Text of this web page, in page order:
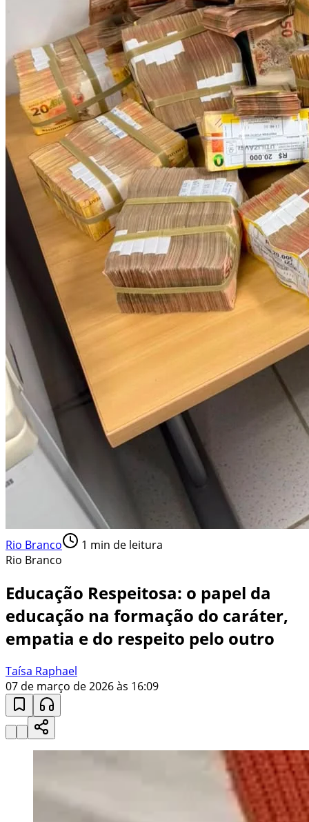
Rio Branco 1 min de leitura
Rio Branco
Educação Respeitosa: o papel da
educação na formação do caráter,
empatia e do respeito pelo outro
Taísa Raphael
07 de março de 2026 às 16:09